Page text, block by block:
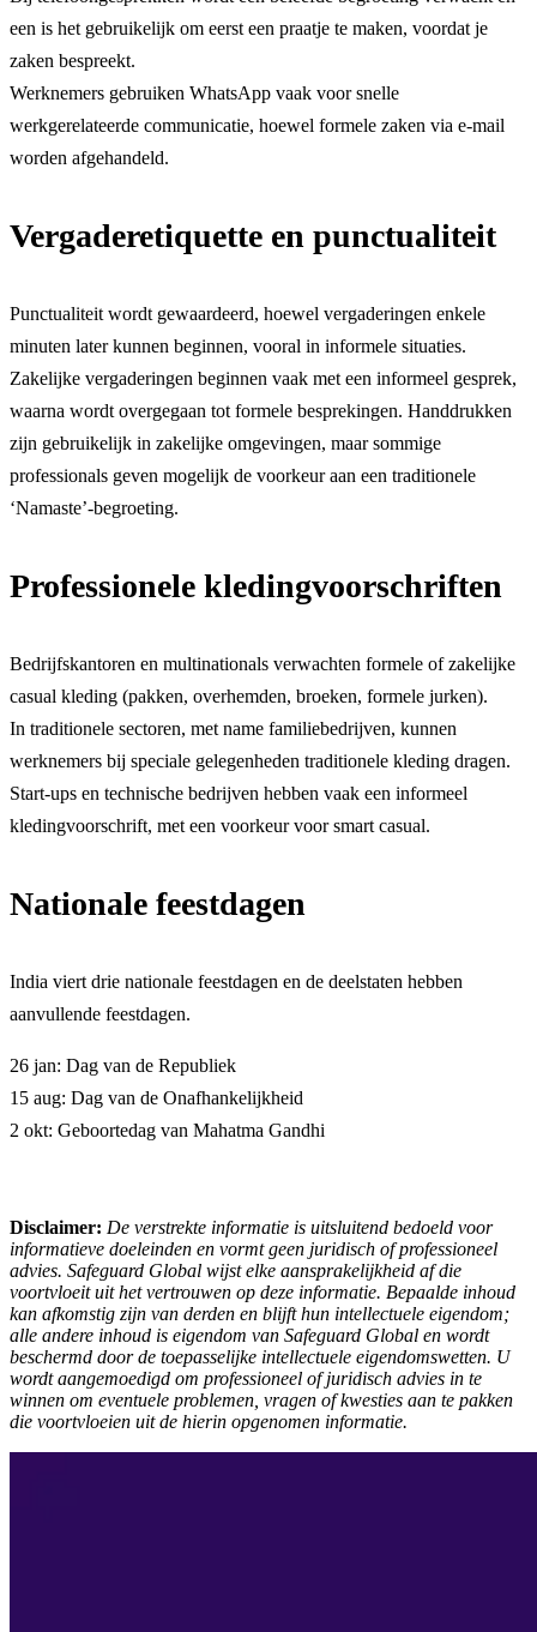
een is het gebruikelijk om eerst een praatje te maken, voordat je
zaken bespreekt.
Werknemers gebruiken WhatsApp vaak voor snelle
werkgerelateerde communicatie, hoewel formele zaken via e-mail
worden afgehandeld.
Vergaderetiquette en punctualiteit
Punctualiteit wordt gewaardeerd, hoewel vergaderingen enkele
minuten later kunnen beginnen, vooral in informele situaties.
Zakelijke vergaderingen beginnen vaak met een informeel gesprek,
waarna wordt overgegaan tot formele besprekingen. Handdrukken
zijn gebruikelijk in zakelijke omgevingen, maar sommige
professionals geven mogelijk de voorkeur aan een traditionele
‘Namaste’-begroeting.
Professionele kledingvoorschriften
Bedrijfskantoren en multinationals verwachten formele of zakelijke
casual kleding (pakken, overhemden, broeken, formele jurken).
In traditionele sectoren, met name familiebedrijven, kunnen
werknemers bij speciale gelegenheden traditionele kleding dragen.
Start-ups en technische bedrijven hebben vaak een informeel
kledingvoorschrift, met een voorkeur voor smart casual.
Nationale feestdagen
India viert drie nationale feestdagen en de deelstaten hebben
aanvullende feestdagen.
26 jan: Dag van de Republiek
15 aug: Dag van de Onafhankelijkheid
2 okt: Geboortedag van Mahatma Gandhi
Disclaimer: De verstrekte informatie is uitsluitend bedoeld voor
informatieve doeleinden en vormt geen juridisch of professioneel
advies. Safeguard Global wijst elke aansprakelijkheid af die
voortvloeit uit het vertrouwen op deze informatie. Bepaalde inhoud
kan afkomstig zijn van derden en blijft hun intellectuele eigendom;
alle andere inhoud is eigendom van Safeguard Global en wordt
beschermd door de toepasselijke intellectuele eigendomswetten. U
wordt aangemoedigd om professioneel of juridisch advies in te
winnen om eventuele problemen, vragen of kwesties aan te pakken
die voortvloeien uit de hierin opgenomen informatie.